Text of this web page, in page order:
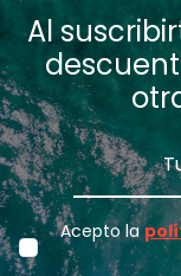
Al
Acepto la